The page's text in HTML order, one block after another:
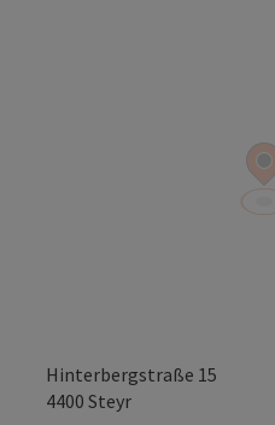
Hinterbergstraße 15
4400 Steyr